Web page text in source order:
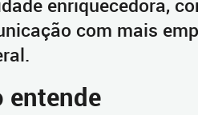
enriquecedora,
com mais
entende